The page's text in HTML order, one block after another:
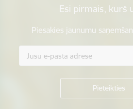
Esi pirmais, kurš
Piesakies jaunumu